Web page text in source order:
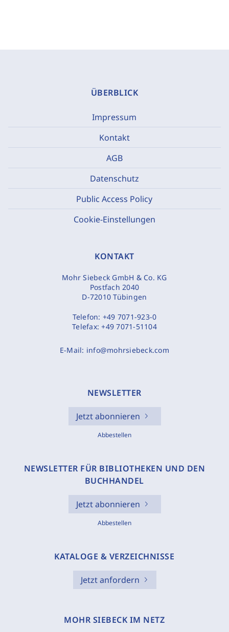
ÜBERBLICK
Impressum
Kontakt
AGB
Datenschutz
Public Access Policy
Cookie-Einstellungen
KONTAKT
Mohr Siebeck GmbH & Co. KG
Postfach 2040
D-72010 Tübingen
Telefon: +49 7071-923-0
Telefax:+49 7071-51104
E-Mail: info@mohrsiebeck.com
NEWSLETTER
Jetzt abonnieren
Abbestellen
NEWSLETTER FÜR BIBLIOTHEKEN UND DEN
BUCHHANDEL
Jetzt abonnieren
Abbestellen
KATALOGE & VERZEICHNISSE
Jetzt anfordern
MOHR SIEBECK IM NETZ